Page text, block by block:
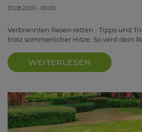
01.08.2020 - 00:00
Verbrannten Rasen retten - Tipps und
trotz sommerlicher Hitze. So wird dein
WEITERLESEN